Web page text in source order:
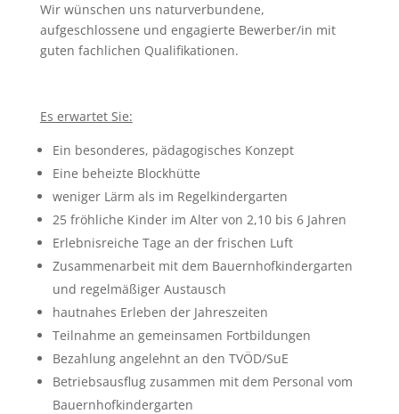
Wir wünschen uns naturverbundene,
aufgeschlossene und engagierte Bewerber/in mit
guten fachlichen Qualifikationen.
Es erwartet Sie:
Ein besonderes, pädagogisches Konzept
Eine beheizte Blockhütte
weniger Lärm als im Regelkindergarten
25 fröhliche Kinder im Alter von 2,10 bis 6 Jahren
Erlebnisreiche Tage an der frischen Luft
Zusammenarbeit mit dem Bauernhofkindergarten
und regelmäßiger Austausch
hautnahes Erleben der Jahreszeiten
Teilnahme an gemeinsamen Fortbildungen
Bezahlung angelehnt an den TVÖD/SuE
Betriebsausflug zusammen mit dem Personal vom
Bauernhofkindergarten